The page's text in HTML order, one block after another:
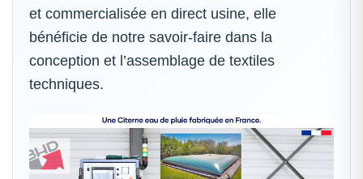
et commercialisée en direct usine, elle
bénéficie de notre savoir-faire dans la
conception et l’assemblage de textiles
techniques.